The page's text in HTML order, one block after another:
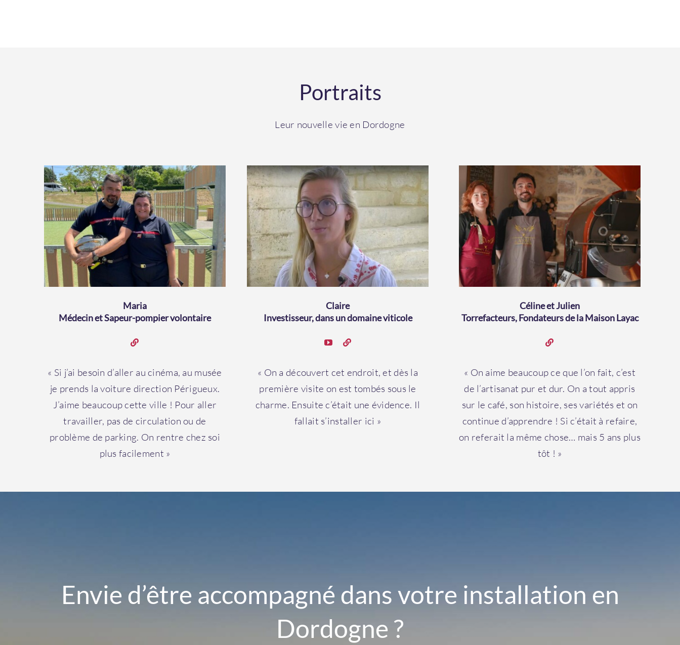
Portraits
Leur nouvelle vie en Dordogne
Maria
Médecin et Sapeur-pompier volontaire
« Si j’ai besoin d’aller au cinéma, au musée
je prends la voiture direction Périgueux.
J’aime beaucoup cette ville ! Pour aller
travailler, pas de circulation ou de
problème de parking. On rentre chez soi
plus facilement »
Claire
Investisseur, dans un domaine viticole
« On a découvert cet endroit, et dès la
première visite on est tombés sous le
charme. Ensuite c’était une évidence. Il
fallait s’installer ici »
Céline et Julien
Torrefacteurs, Fondateurs de la Maison Layac
« On aime beaucoup ce que l’on fait, c’est
de l’artisanat pur et dur. On a tout appris
sur le café, son histoire, ses variétés et on
continue d’apprendre ! Si c’était à refaire,
on referait la même chose… mais 5 ans plus
tôt ! »
Envie d’être accompagné dans votre installation en
Dordogne ?